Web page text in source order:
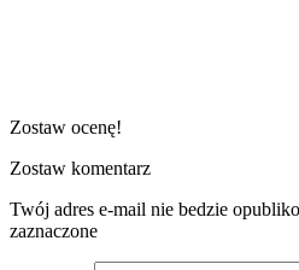
Zostaw ocenę!
Zostaw komentarz
Twój adres e-mail nie bedzie
zaznaczone